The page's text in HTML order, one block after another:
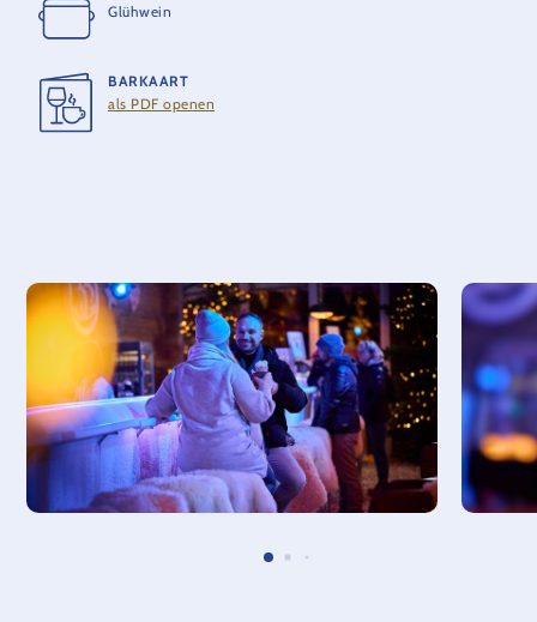
Glühwein
BARKAART
als PDF openen